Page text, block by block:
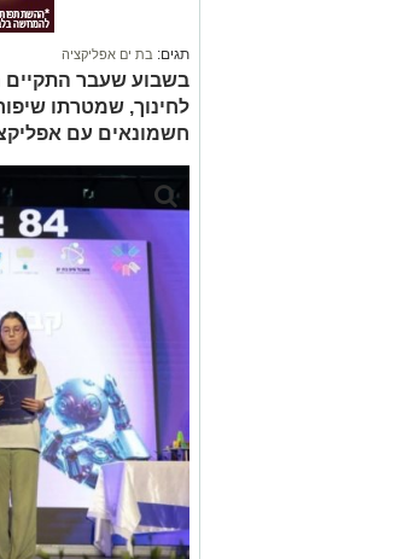
תגים: בת ים אפליקציה
לחינוך, שמטרתו
חשמונאים עם